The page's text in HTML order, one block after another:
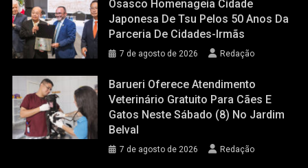
Osasco Homenageia Cidade
Japonesa De Tsu Pelos 50 Anos Da
Parceria De Cidades-Irmãs
7 de agosto de 2026 Redação
Barueri Oferece Atendimento
Veterinário Gratuito Para Cães E
Gatos Neste Sábado (8) No Jardim
Belval
7 de agosto de 2026 Redação